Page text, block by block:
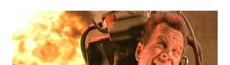
WAHANA
ADVOKAT